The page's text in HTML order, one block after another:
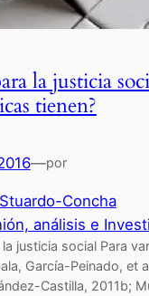
la justicia
tienen?
—por
Concha
análisis e
justicia social Para
García-Peinado, et
Castilla, 2011b;